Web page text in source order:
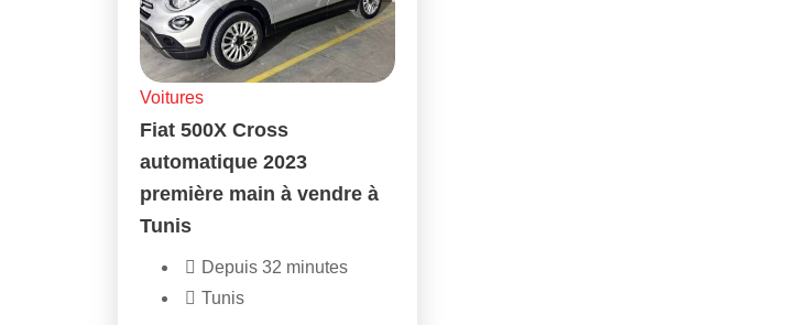
Voitures
Fiat 500X Cross
automatique 2023
première main à vendre à
Tunis
Depuis 32 minutes
Tunis